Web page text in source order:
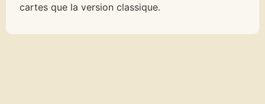
cartes que la version classique.